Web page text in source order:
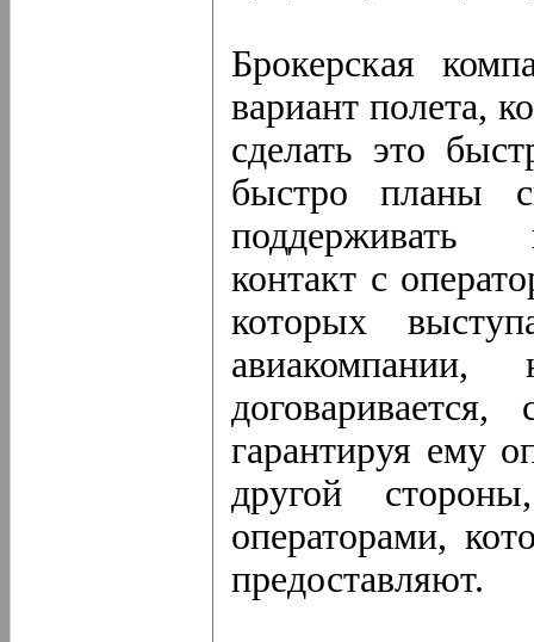
Брокерская
вариант полета,
сделать это
быстро планы
поддерживать
контакт с
которых
гарантируя ему
другой
операторами,
предоставляют.